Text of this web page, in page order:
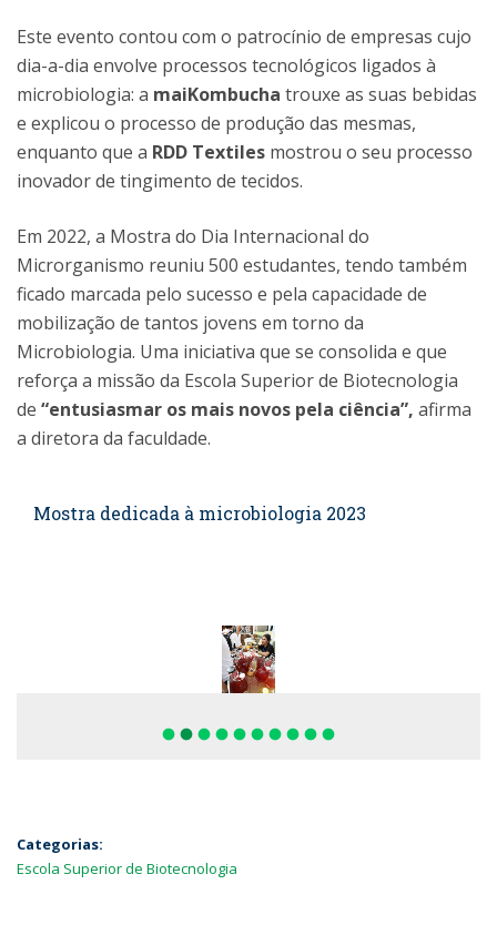
Este evento contou com o patrocínio de empresas cujo
dia-a-dia envolve processos tecnológicos ligados à
microbiologia: a maiKombucha trouxe as suas bebidas
e explicou o processo de produção das mesmas,
enquanto que a RDD Textiles mostrou o seu processo
inovador de tingimento de tecidos.
Em 2022, a Mostra do Dia Internacional do
Microrganismo reuniu 500 estudantes, tendo também
ficado marcada pelo sucesso e pela capacidade de
mobilização de tantos jovens em torno da
Microbiologia. Uma iniciativa que se consolida e que
reforça a missão da Escola Superior de Biotecnologia
de “entusiasmar os mais novos pela ciência”, afirma
a diretora da faculdade.
Mostra dedicada à microbiologia 2023
fiber_manual_record fiber_manual_record fiber_manual_record fiber_manual_record fiber_manual_record fiber_manual_record fiber_manual_record fiber_manual_record fiber_manual_record fiber_manual_record
Categorias:
Escola Superior de Biotecnologia